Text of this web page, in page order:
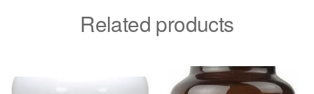
Related products